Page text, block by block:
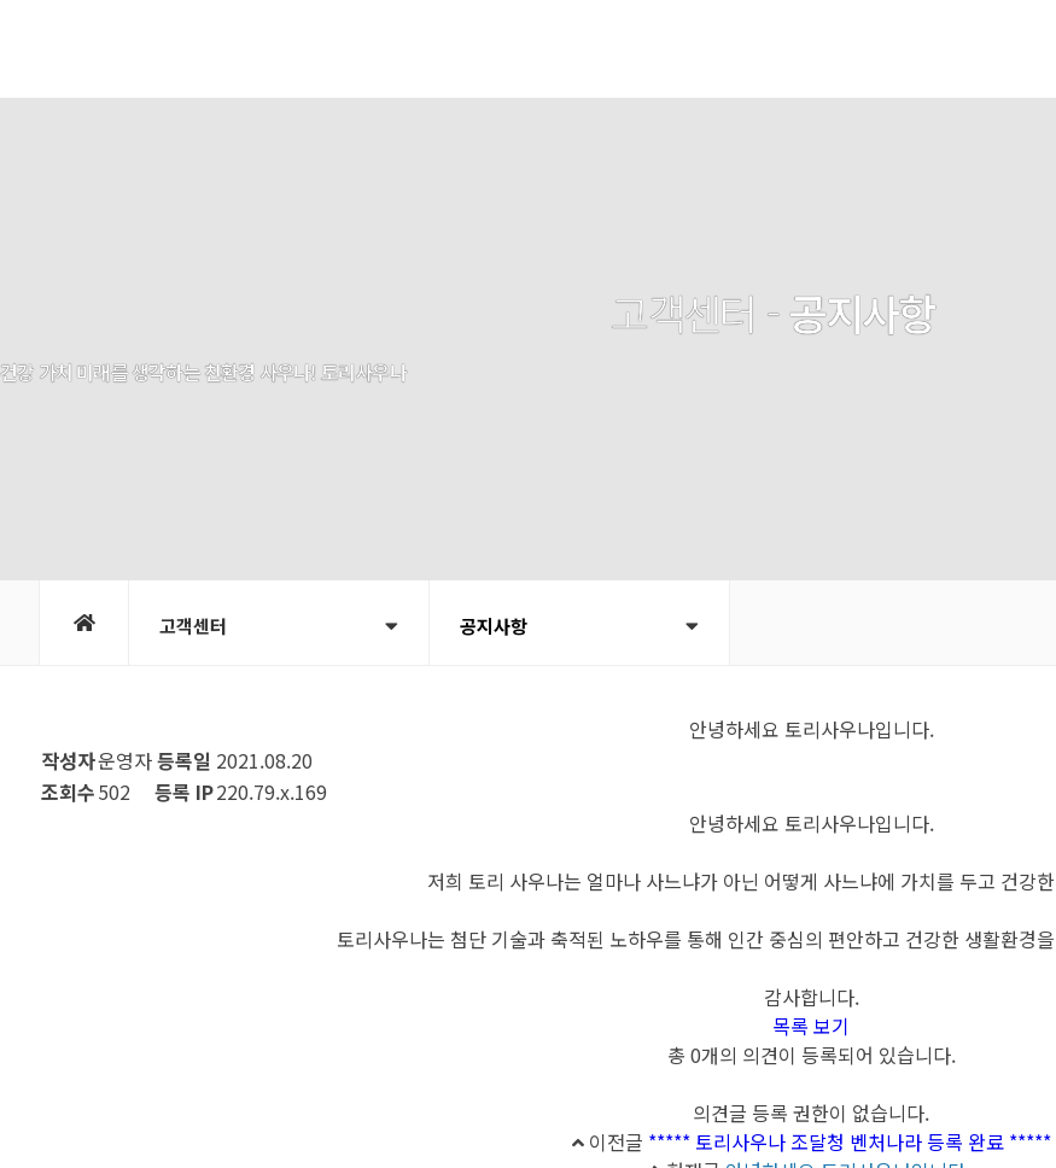
고객센터 -공지사항
건강 가치 미래를 생각하는 친환경 사우나! 토리사우나
고객센터 공지사항
안녕하세요 토리사우나입니다.
작성자운영자등록일 2021.08.20
조회수502 등록 IP220.79.x.169
안녕하세요 토리사우나입니다.
저희 토리 사우나는 얼마나 사느냐가 아닌 어떻게 사느냐에 가치를 두고 건강
토리사우나는 첨단 기술과 축적된 노하우를 통해 인간 중심의 편안하고 건강한 생활환경
감사합니다.
목록 보기
총 0개의 의견이 등록되어 있습니다.
의견글 등록 권한이 없습니다.
이전글 ***** 토리사우나 조달청 벤처나라 등록 완료 *****